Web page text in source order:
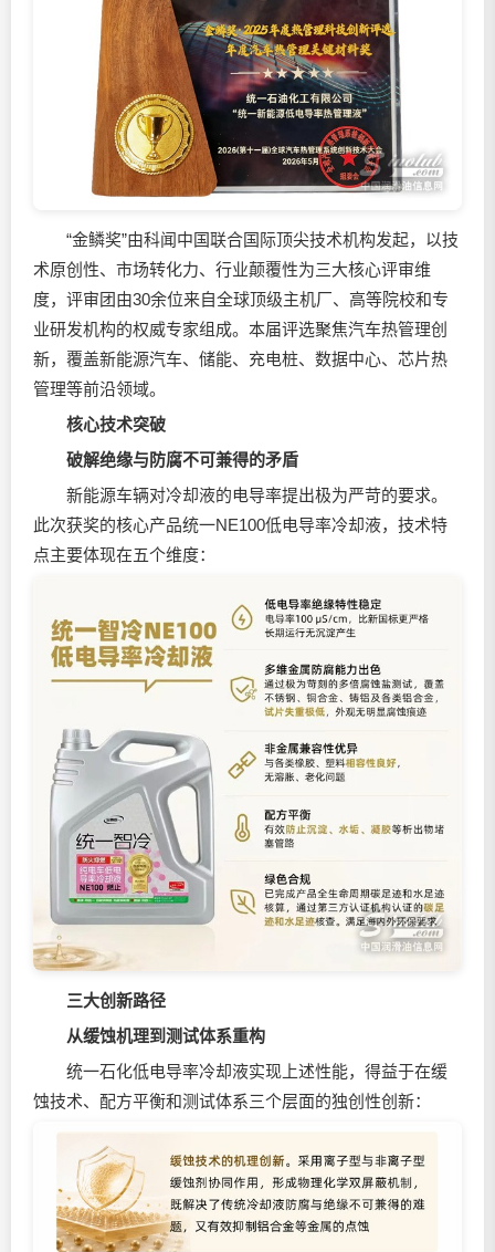
“金鳞奖”由科闻中国联合国际顶尖技术机构发起，以技
术原创性、市场转化力、行业颠覆性为三大核心评审维
度，评审团由30余位来自全球顶级主机厂、高等院校和专
业研发机构的权威专家组成。本届评选聚焦汽车热管理创
新，覆盖新能源汽车、储能、充电桩、数据中心、芯片热
管理等前沿领域。
核心技术突破
破解绝缘与防腐不可兼得的矛盾
新能源车辆对冷却液的电导率提出极为严苛的要求。
此次获奖的核心产品统一NE100低电导率冷却液，技术特
点主要体现在五个维度：
三大创新路径
从缓蚀机理到测试体系重构
统一石化低电导率冷却液实现上述性能，得益于在缓
蚀技术、配方平衡和测试体系三个层面的独创性创新：